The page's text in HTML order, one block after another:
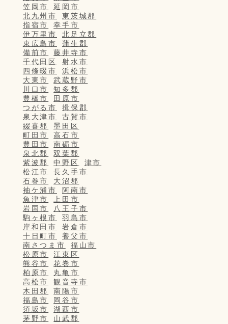
笠岡市
延岡市
北九州市
東茨城郡
指宿市
幸手市
伊万里市
北足立郡
東広島市
蒲生郡
備前市
藤井寺市
千代田区
射水市
四條畷市
浜松市
大東市
武蔵野市
川口市
知多郡
豊橋市
田原市
つがる市
揖保郡
泉大津市
古賀市
綴喜郡
墨田区
町田市
高石市
豊田市
南砺市
泉北郡
双葉郡
紫波郡
中野区
津市
松江市
長久手市
石巻市
大沼郡
袖ケ浦市
阿南市
魚津市
上田市
岩国市
八王子市
駒ヶ根市
羽島市
岸和田市
岩倉市
十日町市
養父市
南さつま市
福山市
松原市
江東区
熊谷市
花巻市
柏原市
丸亀市
高松市
観音寺市
木田郡
南陽市
福島市
岡谷市
須坂市
湖西市
茅野市
山武郡